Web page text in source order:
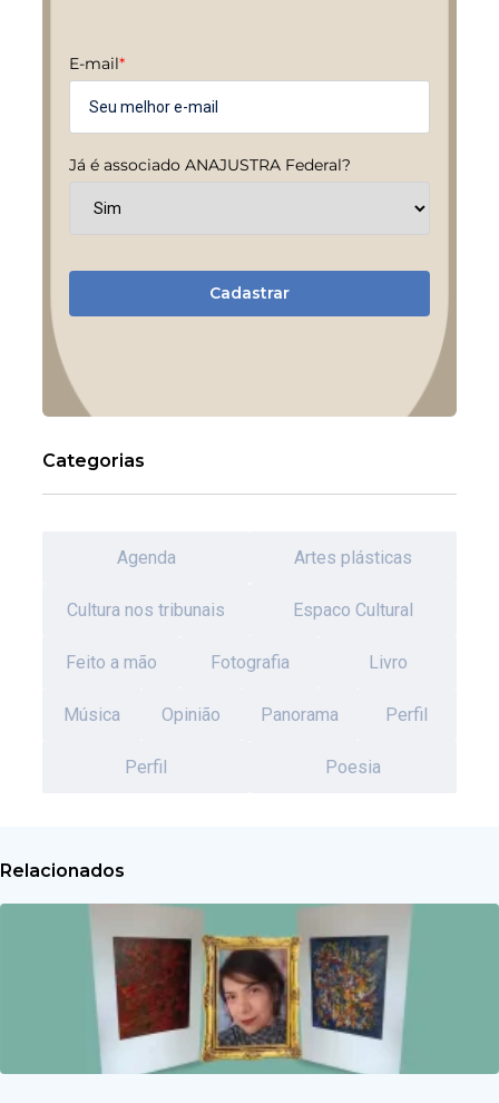
E-mail*
Já é associado ANAJUSTRA Federal?
Cadastrar
Categorias
Agenda Artes plásticas
Cultura nos tribunais Espaco Cultural
Feito a mão Fotografia Livro
Música Opinião Panorama Perfil
Perfil Poesia
Relacionados